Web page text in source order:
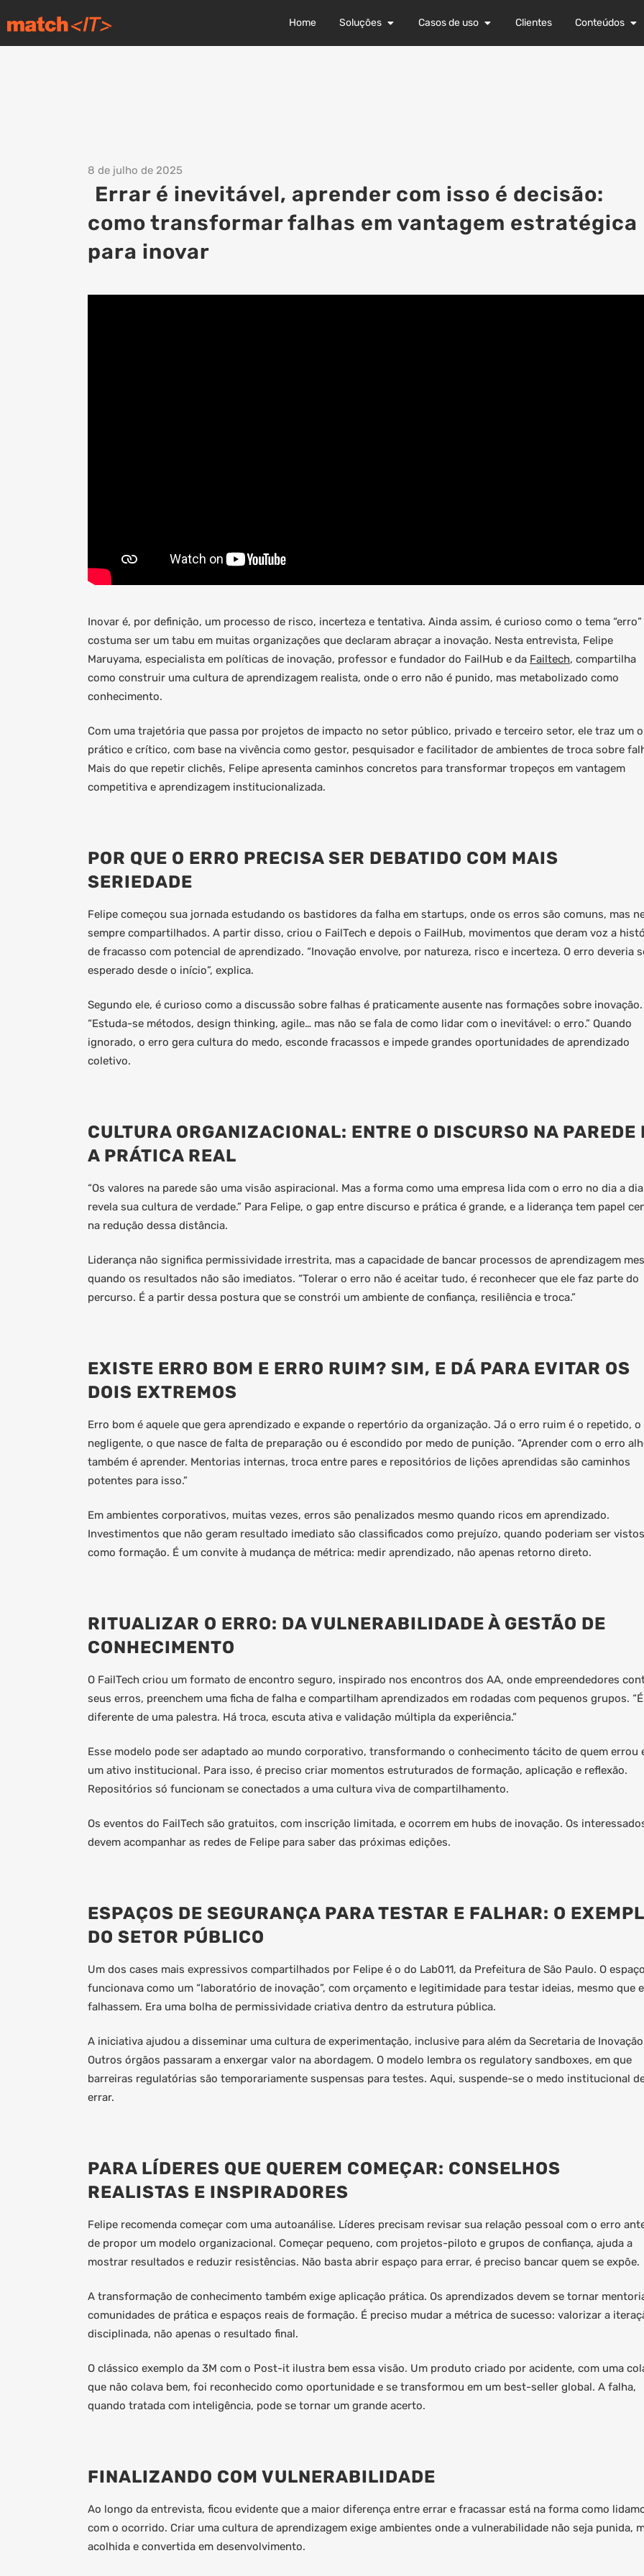
Home Soluções Casos de uso Clientes Conteúdos
8 de julho de 2025
Errar é inevitável, aprender com isso é decisão:
como transformar falhas em vantagem estratégica
para inovar
Inovar é, por definição, um processo de risco, incerteza e tentativa. Ainda assim, é curioso como o tema “erro”
costuma ser um tabu em muitas organizações que declaram abraçar a inovação. Nesta entrevista, Felipe
Maruyama, especialista em políticas de inovação, professor e fundador do FailHub e da Failtech, compartilha
como construir uma cultura de aprendizagem realista, onde o erro não é punido, mas metabolizado como
conhecimento.
Com uma trajetória que passa por projetos de impacto no setor público, privado e terceiro setor, ele traz um
prático e crítico, com base na vivência como gestor, pesquisador e facilitador de ambientes de troca sobre
Mais do que repetir clichês, Felipe apresenta caminhos concretos para transformar tropeços em vantagem
competitiva e aprendizagem institucionalizada.
POR QUE O ERRO PRECISA SER DEBATIDO COM MAIS
SERIEDADE
Felipe começou sua jornada estudando os bastidores da falha em startups, onde os erros são comuns, mas
sempre compartilhados. A partir disso, criou o FailTech e depois o FailHub, movimentos que deram voz a
de fracasso com potencial de aprendizado. “Inovação envolve, por natureza, risco e incerteza. O erro deveria
esperado desde o início”, explica.
Segundo ele, é curioso como a discussão sobre falhas é praticamente ausente nas formações sobre inovação.
“Estuda-se métodos, design thinking, agile… mas não se fala de como lidar com o inevitável: o erro.” Quando
ignorado, o erro gera cultura do medo, esconde fracassos e impede grandes oportunidades de aprendizado
coletivo.
CULTURA ORGANIZACIONAL: ENTRE O DISCURSO NA PAREDE
A PRÁTICA REAL
“Os valores na parede são uma visão aspiracional. Mas a forma como uma empresa lida com o erro no dia a dia
revela sua cultura de verdade.” Para Felipe, o gap entre discurso e prática é grande, e a liderança tem papel
na redução dessa distância.
Liderança não significa permissividade irrestrita, mas a capacidade de bancar processos de aprendizagem
quando os resultados não são imediatos. “Tolerar o erro não é aceitar tudo, é reconhecer que ele faz parte do
percurso. É a partir dessa postura que se constrói um ambiente de confiança, resiliência e troca.”
EXISTE ERRO BOM E ERRO RUIM? SIM, E DÁ PARA EVITAR OS
DOIS EXTREMOS
Erro bom é aquele que gera aprendizado e expande o repertório da organização. Já o erro ruim é o repetido, o
negligente, o que nasce de falta de preparação ou é escondido por medo de punição. “Aprender com o erro
também é aprender. Mentorias internas, troca entre pares e repositórios de lições aprendidas são caminhos
potentes para isso.”
Em ambientes corporativos, muitas vezes, erros são penalizados mesmo quando ricos em aprendizado.
Investimentos que não geram resultado imediato são classificados como prejuízo, quando poderiam ser vistos
como formação. É um convite à mudança de métrica: medir aprendizado, não apenas retorno direto.
RITUALIZAR O ERRO: DA VULNERABILIDADE À GESTÃO DE
CONHECIMENTO
O FailTech criou um formato de encontro seguro, inspirado nos encontros dos AA, onde empreendedores
seus erros, preenchem uma ficha de falha e compartilham aprendizados em rodadas com pequenos grupos. “É
diferente de uma palestra. Há troca, escuta ativa e validação múltipla da experiência.”
Esse modelo pode ser adaptado ao mundo corporativo, transformando o conhecimento tácito de quem errou
um ativo institucional. Para isso, é preciso criar momentos estruturados de formação, aplicação e reflexão.
Repositórios só funcionam se conectados a uma cultura viva de compartilhamento.
Os eventos do FailTech são gratuitos, com inscrição limitada, e ocorrem em hubs de inovação. Os
devem acompanhar as redes de Felipe para saber das próximas edições.
ESPAÇOS DE SEGURANÇA PARA TESTAR E FALHAR: O
DO SETOR PÚBLICO
Um dos cases mais expressivos compartilhados por Felipe é o do Lab011, da Prefeitura de São Paulo. O espaço
funcionava como um “laboratório de inovação”, com orçamento e legitimidade para testar ideias, mesmo que
falhassem. Era uma bolha de permissividade criativa dentro da estrutura pública.
A iniciativa ajudou a disseminar uma cultura de experimentação, inclusive para além da Secretaria de
Outros órgãos passaram a enxergar valor na abordagem. O modelo lembra os regulatory sandboxes, em que
barreiras regulatórias são temporariamente suspensas para testes. Aqui, suspende-se o medo institucional
errar.
PARA LÍDERES QUE QUEREM COMEÇAR: CONSELHOS
REALISTAS E INSPIRADORES
Felipe recomenda começar com uma autoanálise. Líderes precisam revisar sua relação pessoal com o erro
de propor um modelo organizacional. Começar pequeno, com projetos-piloto e grupos de confiança, ajuda a
mostrar resultados e reduzir resistências. Não basta abrir espaço para errar, é preciso bancar quem se expõe.
A transformação de conhecimento também exige aplicação prática. Os aprendizados devem se tornar
comunidades de prática e espaços reais de formação. É preciso mudar a métrica de sucesso: valorizar a
disciplinada, não apenas o resultado final.
O clássico exemplo da 3M com o Post-it ilustra bem essa visão. Um produto criado por acidente, com uma
que não colava bem, foi reconhecido como oportunidade e se transformou em um best-seller global. A falha,
quando tratada com inteligência, pode se tornar um grande acerto.
FINALIZANDO COM VULNERABILIDADE
Ao longo da entrevista, ficou evidente que a maior diferença entre errar e fracassar está na forma como
com o ocorrido. Criar uma cultura de aprendizagem exige ambientes onde a vulnerabilidade não seja punida,
acolhida e convertida em desenvolvimento.